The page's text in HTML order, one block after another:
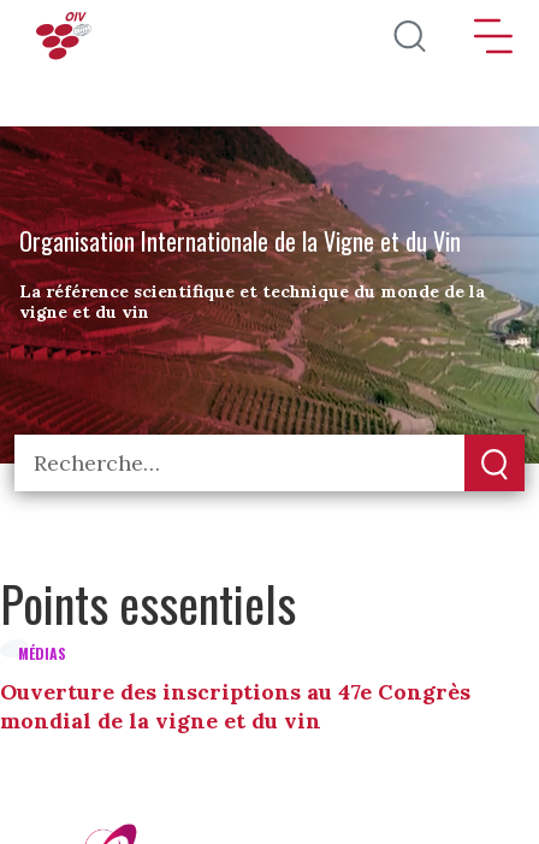
Aller au contenu principal
Organisation Internationale de la Vigne et du Vin
La référence scientifique et technique du monde de la
vigne et du vin
Points essentiels
MÉDIAS
Ouverture des inscriptions au 47e Congrès
mondial de la vigne et du vin